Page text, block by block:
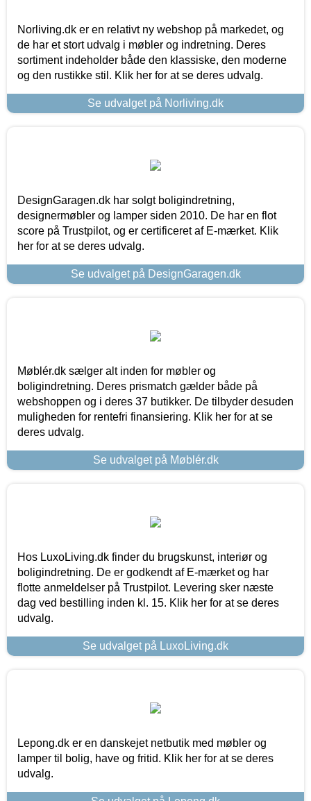
Norliving.dk er en relativt ny webshop på markedet, og
de har et stort udvalg i møbler og indretning. Deres
sortiment indeholder både den klassiske, den moderne
og den rustikke stil. Klik her for at se deres udvalg.
Se udvalget på Norliving.dk
DesignGaragen.dk har solgt boligindretning,
designermøbler og lamper siden 2010. De har en flot
score på Trustpilot, og er certificeret af E-mærket. Klik
her for at se deres udvalg.
Se udvalget på DesignGaragen.dk
Møblér.dk sælger alt inden for møbler og
boligindretning. Deres prismatch gælder både på
webshoppen og i deres 37 butikker. De tilbyder desuden
muligheden for rentefri finansiering. Klik her for at se
deres udvalg.
Se udvalget på Møblér.dk
Hos LuxoLiving.dk finder du brugskunst, interiør og
boligindretning. De er godkendt af E-mærket og har
flotte anmeldelser på Trustpilot. Levering sker næste
dag ved bestilling inden kl. 15. Klik her for at se deres
udvalg.
Se udvalget på LuxoLiving.dk
Lepong.dk er en danskejet netbutik med møbler og
lamper til bolig, have og fritid. Klik her for at se deres
udvalg.